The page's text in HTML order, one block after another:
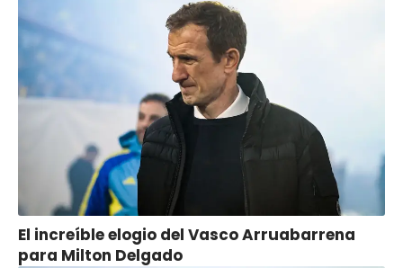
El increíble elogio del Vasco Arruabarrena
para Milton Delgado